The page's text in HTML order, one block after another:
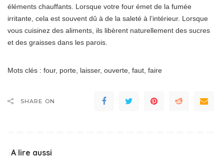
éléments chauffants. Lorsque votre four émet de la fumée
irritante, cela est souvent dû à de la saleté à l’intérieur. Lorsque
vous cuisinez des aliments, ils libèrent naturellement des sucres
et des graisses dans les parois.
Mots clés : four, porte, laisser, ouverte, faut, faire
SHARE ON
A lire aussi